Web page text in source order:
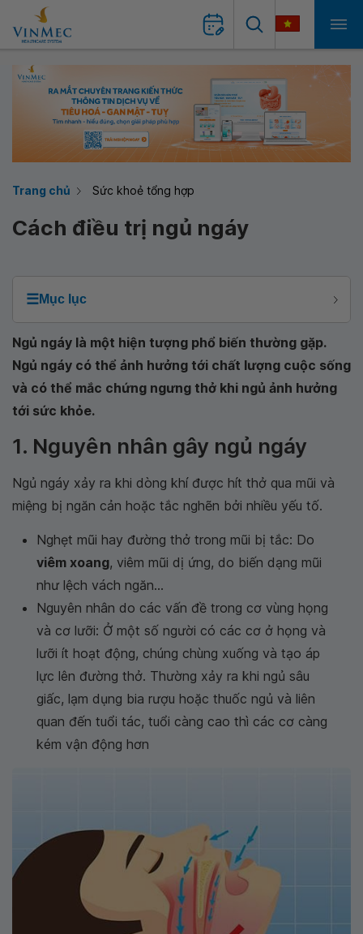
Trang chủ Sức khoẻ tổng hợp
Cách điều trị ngủ ngáy
☰Mục lục
Ngủ ngáy là một hiện tượng phổ biến thường gặp.
Ngủ ngáy có thể ảnh hưởng tới chất lượng cuộc sống
và có thể mắc chứng ngưng thở khi ngủ ảnh hưởng
tới sức khỏe.
1. Nguyên nhân gây ngủ ngáy
Ngủ ngáy xảy ra khi dòng khí được hít thở qua mũi và
miệng bị ngăn cản hoặc tắc nghẽn bởi nhiều yếu tố.
Nghẹt mũi hay đường thở trong mũi bị tắc: Do
viêm xoang, viêm mũi dị ứng, do biến dạng mũi
như lệch vách ngăn...
Nguyên nhân do các vấn đề trong cơ vùng họng
và cơ lưỡi: Ở một số người có các cơ ở họng và
lưỡi ít hoạt động, chúng chùng xuống và tạo áp
lực lên đường thở. Thường xảy ra khi ngủ sâu
giấc, lạm dụng bia rượu hoặc thuốc ngủ và liên
quan đến tuổi tác, tuổi càng cao thì các cơ càng
kém vận động hơn